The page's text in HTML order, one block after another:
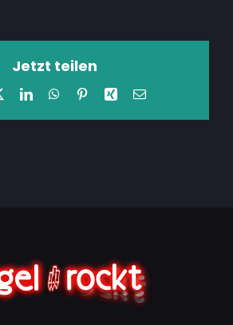
Jetzt teilen
LinkedInWhatsApp
PinterestXing E-